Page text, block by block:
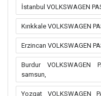
İstanbul VOLKSWAGEN
Kırıkkale VOLKSWAGEN
Erzincan VOLKSWAGEN
Burdur VOLKSWAGEN
samsun,
Yozgat VOLKSWAGEN